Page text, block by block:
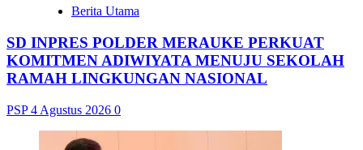
Berita Utama
SD INPRES POLDER MERAUKE PERKUAT
KOMITMEN ADIWIYATA MENUJU SEKOLAH
RAMAH LINGKUNGAN NASIONAL
PSP4 Agustus 2026 0